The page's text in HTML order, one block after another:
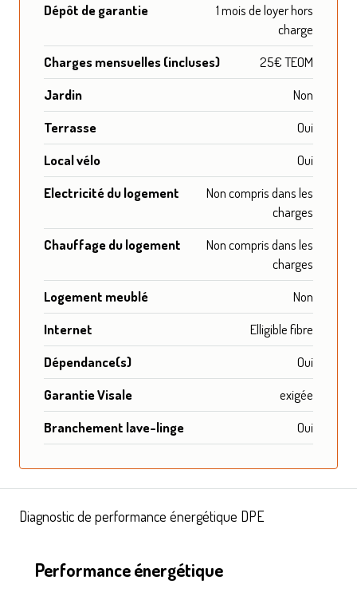
Dépôt de garantie
1 mois de loyer hors
charge
Charges mensuelles (incluses)
25€ TEOM
Jardin
Non
Terrasse
Oui
Local vélo
Oui
Electricité du logement
Non compris dans les
charges
Chauffage du logement
Non compris dans les
charges
Logement meublé
Non
Internet
Elligible fibre
Dépendance(s)
Oui
Garantie Visale
exigée
Branchement lave-linge
Oui
Diagnostic de performance énergétique DPE
Performance énergétique